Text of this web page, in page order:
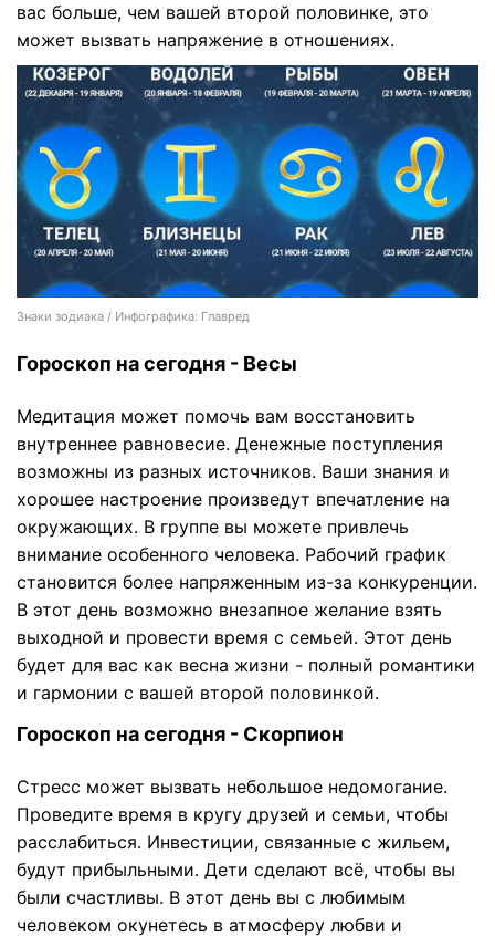
вас больше, чем вашей второй половинке, это
может вызвать напряжение в отношениях.
Знаки зодиака / Инфографика: Главред
Гороскоп на сегодня - Весы
Медитация может помочь вам восстановить
внутреннее равновесие. Денежные поступления
возможны из разных источников. Ваши знания и
хорошее настроение произведут впечатление на
окружающих. В группе вы можете привлечь
внимание особенного человека. Рабочий график
становится более напряженным из-за конкуренции.
В этот день возможно внезапное желание взять
выходной и провести время с семьей. Этот день
будет для вас как весна жизни - полный романтики
и гармонии с вашей второй половинкой.
Гороскоп на сегодня - Скорпион
Стресс может вызвать небольшое недомогание.
Проведите время в кругу друзей и семьи, чтобы
расслабиться. Инвестиции, связанные с жильем,
будут прибыльными. Дети сделают всё, чтобы вы
были счастливы. В этот день вы с любимым
человеком окунетесь в атмосферу любви и